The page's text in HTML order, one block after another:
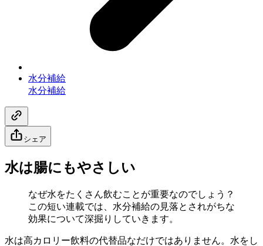
水分補給
水分補給
シェア
水は腸にもやさしい
なぜ水をたくさん飲むことが重要なのでしょう？
この短い連載では、水分補給の見落とされがちな
効果について深掘りしていきます。
水は高カロリー飲料の代替品なだけではありません。水をし